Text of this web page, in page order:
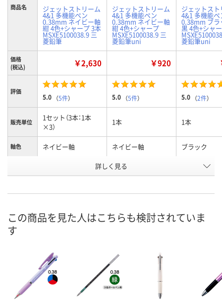
商品名 ジェットストリーム
4&1 多機能ペン
0.38mm ネイビー軸
紺 4色+シャープ 3本
MSXE5100038.9 三
菱鉛筆
ジェットストリーム
4&1 多機能ペン
0.38mm ネイビー軸
紺 4色+シャープ
MSXE5100038.9 三
菱鉛筆uni
ジェットス
4&1 多機能ペ
0.38mm ブラ
黒 4色+シャ
菱鉛筆uni
価格
(税込)
￥2,630 ￥920
評価
5.0 （5件） 5.0 （5件） 5.0 （2件）
販売単位
1セット（3本：1本
×3）
1本 1本
軸色 ネイビー軸 ネイビー軸 ブラック
J304322 EE74017
8月8日（土）
カゴへ
詳しく見る
この商品を見た人はこちらも検討されていま
す